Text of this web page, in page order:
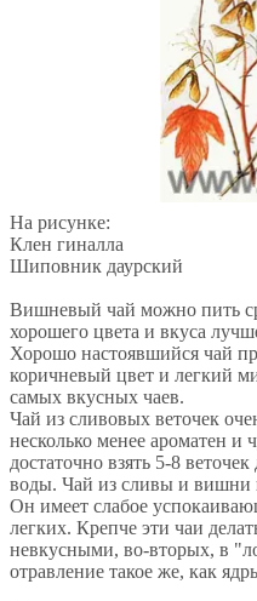
На рисунке:
Клен гиналла
Шиповник даурский
Вишневый чай можно пить
хорошего цвета и вкуса
Хорошо настоявшийся чай
коричневый цвет и легкий
самых вкусных чаев.
Чай из сливовых веточек
несколько менее ароматен и
достаточно взять 5-8
воды. Чай из сливы и вишни
Он имеет слабое
легких. Крепче эти чаи
невкусными, во-вторых, в
отравление такое же, как